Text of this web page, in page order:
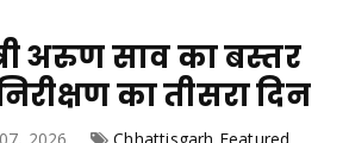
अरुण साव का बस्तर
का तीसरा दिन